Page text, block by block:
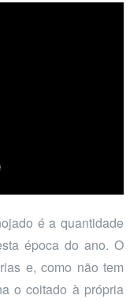
é a quantidade
época do ano. O
e, como não tem
o coitado à própria